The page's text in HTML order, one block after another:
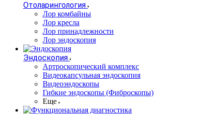
Отоларингология
Лор комбайны
Лор кресла
Лор принадлежности
Лор эндоскопия
Эндоскопия
Артроскопический комплекс
Видеокапсульная эндоскопия
Видеоэндоскопы
Гибкие эндоскопы (Фиброcкопы)
Еще